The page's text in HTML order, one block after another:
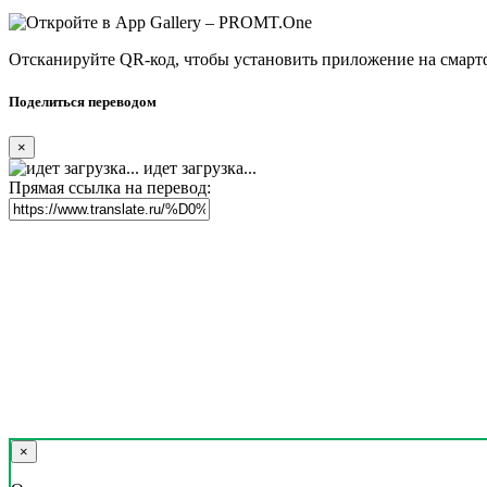
Отсканируйте QR-код, чтобы установить приложение на
Поделиться переводом
×
идет загрузка...
Прямая ссылка на перевод:
×